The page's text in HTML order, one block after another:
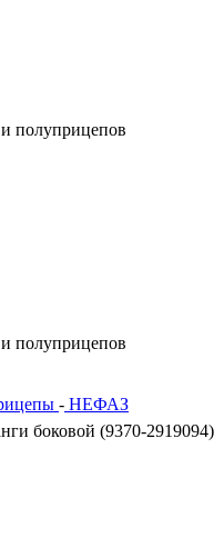
полуприцепов
полуприцепов
НЕФАЗ
боковой (9370-2919094)